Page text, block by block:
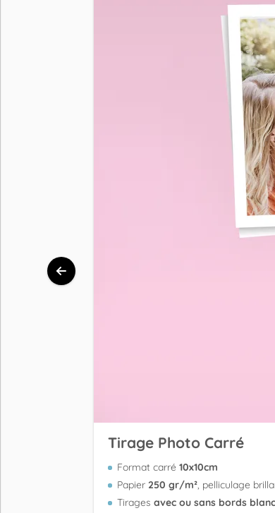
Tirage Photo Carré
Format carré 10x10cm
Papier 250 gr/m², pelliculage
Tirages avec ou sans bords